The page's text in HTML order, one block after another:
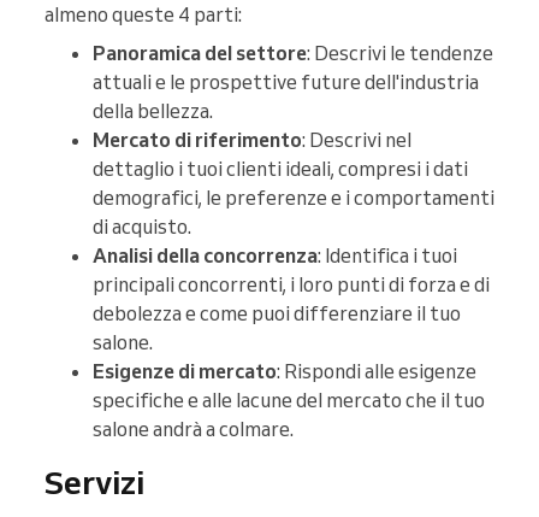
almeno queste 4 parti:
Panoramica del settore: Descrivi le tendenze
attuali e le prospettive future dell'industria
della bellezza.
Mercato di riferimento: Descrivi nel
dettaglio i tuoi clienti ideali, compresi i dati
demografici, le preferenze e i comportamenti
di acquisto.
Analisi della concorrenza: Identifica i tuoi
principali concorrenti, i loro punti di forza e di
debolezza e come puoi differenziare il tuo
salone.
Esigenze di mercato: Rispondi alle esigenze
specifiche e alle lacune del mercato che il tuo
salone andrà a colmare.
Servizi